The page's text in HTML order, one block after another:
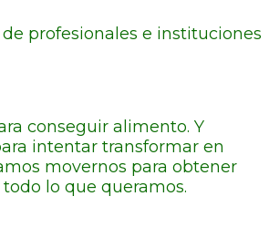
profesionales e instituciones
conseguir alimento. Y
intentar transformar en
movernos para obtener
lo que queramos.